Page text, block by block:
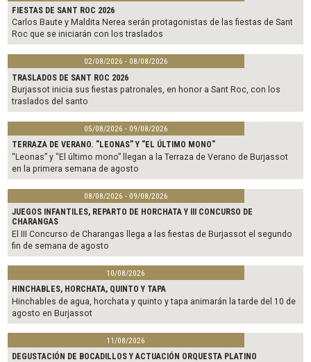
FIESTAS DE SANT ROC 2026
Carlos Baute y Maldita Nerea serán protagonistas de las fiestas de Sant
Roc que se iniciarán con los traslados
02/08/2026 - 08/08/2026
TRASLADOS DE SANT ROC 2026
Burjassot inicia sus fiestas patronales, en honor a Sant Roc, con los
traslados del santo
05/08/2026 - 09/08/2026
TERRAZA DE VERANO. "LEONAS" Y "EL ÚLTIMO MONO"
“Leonas” y “El último mono” llegan a la Terraza de Verano de Burjassot
en la primera semana de agosto
08/08/2026 - 09/08/2026
JUEGOS INFANTILES, REPARTO DE HORCHATA Y III CONCURSO DE
CHARANGAS
El III Concurso de Charangas llega a las fiestas de Burjassot el segundo
fin de semana de agosto
10/08/2026
HINCHABLES, HORCHATA, QUINTO Y TAPA
Hinchables de agua, horchata y quinto y tapa animarán la tarde del 10 de
agosto en Burjassot
11/08/2026
DEGUSTACIÓN DE BOCADILLOS Y ACTUACIÓN ORQUESTA PLATINO